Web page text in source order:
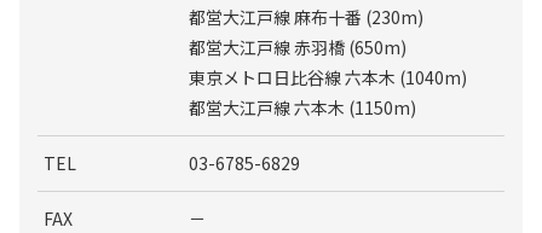
都営大江戸線 麻布十番 (230m)
都営大江戸線 赤羽橋 (650m)
東京メトロ日比谷線 六本木 (1040m)
都営大江戸線 六本木 (1150m)
TEL 03-6785-6829
FAX －